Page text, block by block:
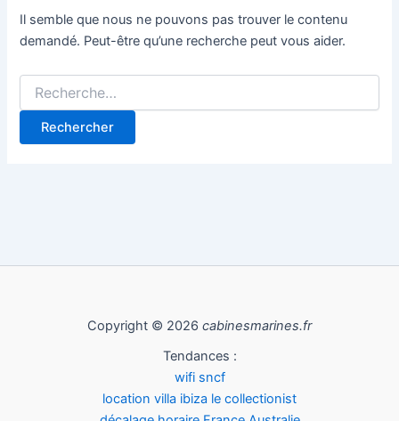
Il semble que nous ne pouvons pas trouver le contenu
demandé. Peut-être qu’une recherche peut vous aider.
Copyright © 2026 cabinesmarines.fr
Tendances :
wifi sncf
location villa ibiza le collectionist